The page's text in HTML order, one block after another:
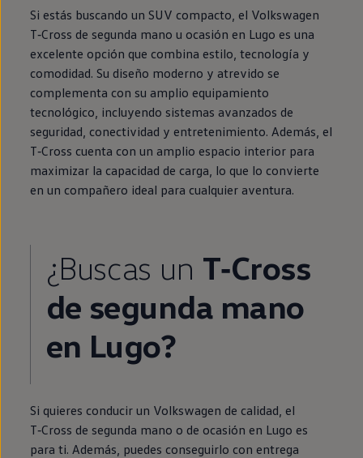
Si estás buscando un SUV compacto, el Volkswagen
T‑Cross de segunda mano u ocasión en Lugo es una
excelente opción que combina estilo, tecnología y
comodidad. Su diseño moderno y atrevido se
complementa con su amplio equipamiento
tecnológico, incluyendo sistemas avanzados de
seguridad, conectividad y entretenimiento. Además, el
T‑Cross cuenta con un amplio espacio interior para
maximizar la capacidad de carga, lo que lo convierte
en un compañero ideal para cualquier aventura.
¿Buscas un T‑Cross
de segunda mano
en Lugo?
Si quieres conducir un Volkswagen de calidad, el
T‑Cross de segunda mano o de ocasión en Lugo es
para ti. Además, puedes conseguirlo con entrega